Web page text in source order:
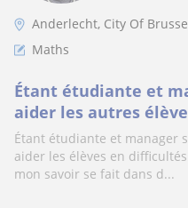
Anderlecht, City Of
Maths
Étant étudiante et
aider les autres
Étant étudiante et manager
aider les élèves en
mon savoir se fait dans d...